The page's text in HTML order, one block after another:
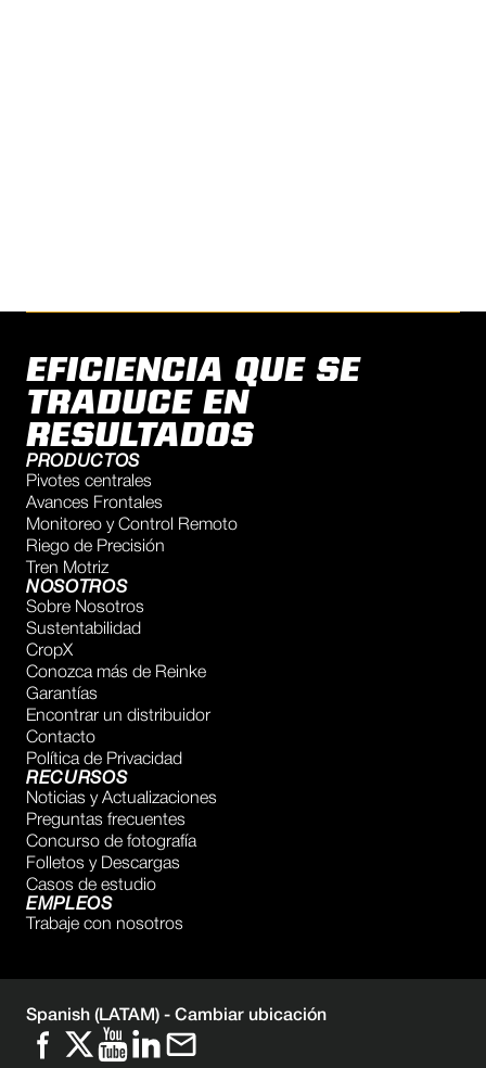
EFICIENCIA QUE SE
TRADUCE EN
RESULTADOS
PRODUCTOS
Pivotes centrales
Avances Frontales
Monitoreo y Control Remoto
Riego de Precisión
Tren Motriz
NOSOTROS
Sobre Nosotros
Sustentabilidad
CropX
Conozca más de Reinke
Garantías
Encontrar un distribuidor
Contacto
Política de Privacidad
RECURSOS
Noticias y Actualizaciones
Preguntas frecuentes
Concurso de fotografía
Folletos y Descargas
Casos de estudio
EMPLEOS
Trabaje con nosotros
Spanish (LATAM) - Cambiar ubicación